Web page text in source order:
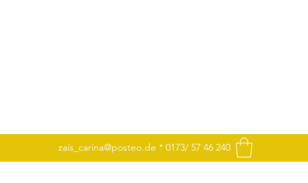
zais_carina@posteo.de * 0173/ 57 46 240